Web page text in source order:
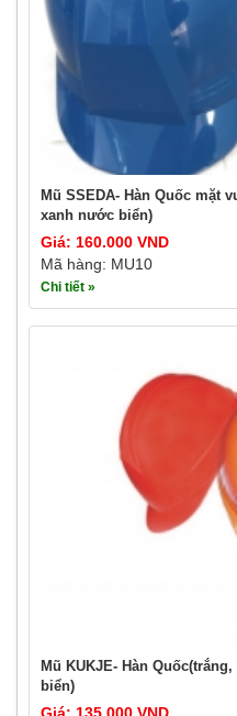
Mũ SSEDA- Hàn Quốc mặt
xanh nước biển)
Giá: 160.000 VND
Mã hàng: MU10
Chi tiết »
Mũ KUKJE- Hàn
biển)